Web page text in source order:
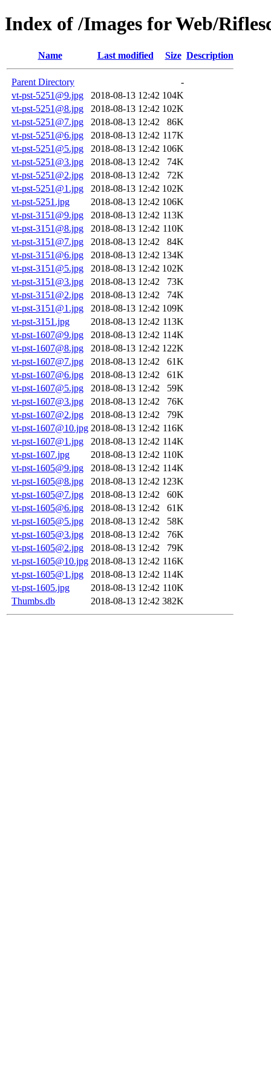
Index of /Images for Web/
Name Last modified Size Description
Parent Directory
-
vt-pst-5251@9.jpg
2018-08-13 12:42 104K
vt-pst-5251@8.jpg
2018-08-13 12:42 102K
vt-pst-5251@7.jpg
2018-08-13 12:42
86K
vt-pst-5251@6.jpg
2018-08-13 12:42 117K
vt-pst-5251@5.jpg
2018-08-13 12:42 106K
vt-pst-5251@3.jpg
2018-08-13 12:42
74K
vt-pst-5251@2.jpg
2018-08-13 12:42
72K
vt-pst-5251@1.jpg
2018-08-13 12:42 102K
vt-pst-5251.jpg
2018-08-13 12:42 106K
vt-pst-3151@9.jpg
2018-08-13 12:42 113K
vt-pst-3151@8.jpg
2018-08-13 12:42 110K
vt-pst-3151@7.jpg
2018-08-13 12:42
84K
vt-pst-3151@6.jpg
2018-08-13 12:42 134K
vt-pst-3151@5.jpg
2018-08-13 12:42 102K
vt-pst-3151@3.jpg
2018-08-13 12:42
73K
vt-pst-3151@2.jpg
2018-08-13 12:42
74K
vt-pst-3151@1.jpg
2018-08-13 12:42 109K
vt-pst-3151.jpg
2018-08-13 12:42 113K
vt-pst-1607@9.jpg
2018-08-13 12:42 114K
vt-pst-1607@8.jpg
2018-08-13 12:42 122K
vt-pst-1607@7.jpg
2018-08-13 12:42
61K
vt-pst-1607@6.jpg
2018-08-13 12:42
61K
vt-pst-1607@5.jpg
2018-08-13 12:42
59K
vt-pst-1607@3.jpg
2018-08-13 12:42
76K
vt-pst-1607@2.jpg
2018-08-13 12:42
79K
vt-pst-1607@10.jpg 2018-08-13 12:42 116K
vt-pst-1607@1.jpg
2018-08-13 12:42 114K
vt-pst-1607.jpg
2018-08-13 12:42 110K
vt-pst-1605@9.jpg
2018-08-13 12:42 114K
vt-pst-1605@8.jpg
2018-08-13 12:42 123K
vt-pst-1605@7.jpg
2018-08-13 12:42
60K
vt-pst-1605@6.jpg
2018-08-13 12:42
61K
vt-pst-1605@5.jpg
2018-08-13 12:42
58K
vt-pst-1605@3.jpg
2018-08-13 12:42
76K
vt-pst-1605@2.jpg
2018-08-13 12:42
79K
vt-pst-1605@10.jpg 2018-08-13 12:42 116K
vt-pst-1605@1.jpg
2018-08-13 12:42 114K
vt-pst-1605.jpg
2018-08-13 12:42 110K
Thumbs.db
2018-08-13 12:42 382K